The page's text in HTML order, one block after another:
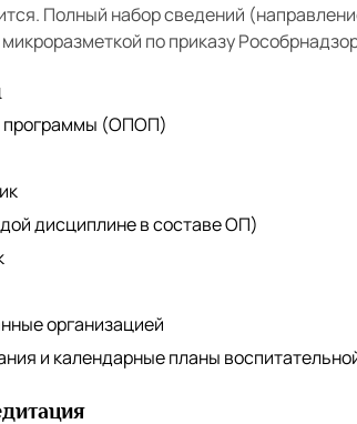
Полный набор сведений
по приказу
программы (ОПОП)
дисциплине в составе ОП)
организацией
и календарные планы